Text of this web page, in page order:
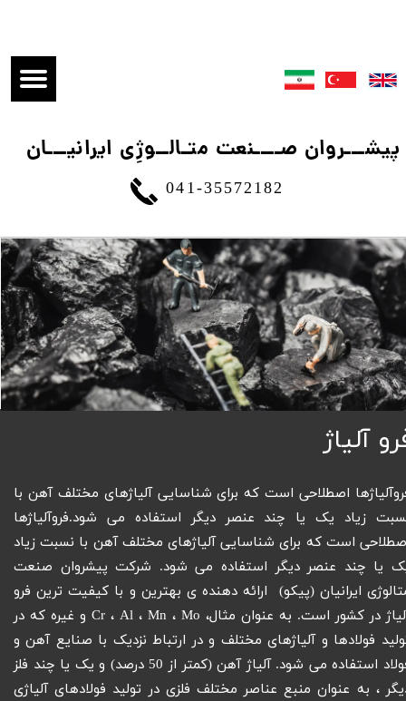
​پیشـــروان صــــنعت متـالــوژِی ایرانیـــان
041-35572182
اصطلاحی است که برای شناسایی آلیاژهای مختلف آهن با
زیاد یک یا چند عنصر دیگر استفاده می شود.فروآلیاژها
است که برای شناسایی آلیاژهای مختلف آهن با نسبت زیاد
یا چند عنصر دیگر استفاده می شود. شرکت پیشروان صنعت
ایرانیان (پیکو) ارائه دهنده ی بهترین و با کیفیت ترین فرو
آلیاژ در کشور است. به عنوان مثال، Cr ، Al ، Mn ، Mo و غیره که در
فولادها و آلیاژهای مختلف و در ارتباط نزدیک با صنایع آهن و
استفاده می شود.
آلیاژ آهن (کمتر از 50 درصد) و یک یا چند فلز
، به عنوان منبع عناصر مختلف فلزی در تولید فولادهای آلیاژی
آلیاژ